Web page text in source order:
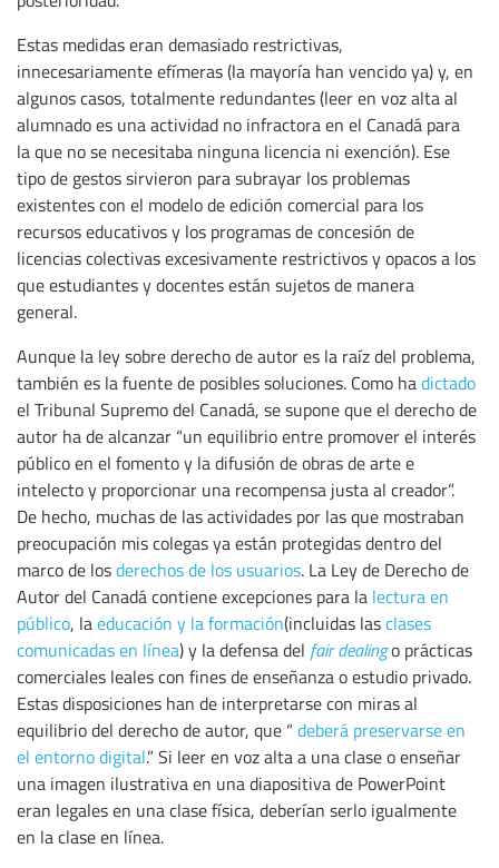
Estas medidas eran demasiado restrictivas,
innecesariamente efímeras (la mayoría han vencido ya) y, en
algunos casos, totalmente redundantes (leer en voz alta al
alumnado es una actividad no infractora en el Canadá para
la que no se necesitaba ninguna licencia ni exención). Ese
tipo de gestos sirvieron para subrayar los problemas
existentes con el modelo de edición comercial para los
recursos educativos y los programas de concesión de
licencias colectivas excesivamente restrictivos y opacos a los
que estudiantes y docentes están sujetos de manera
general.
Aunque la ley sobre derecho de autor es la raíz del problema,
también es la fuente de posibles soluciones. Como hadictado
el Tribunal Supremo del Canadá, se supone que el derecho de
autor ha de alcanzar “un equilibrio entre promover el interés
público en el fomento y la difusión de obras de arte e
intelecto y proporcionar una recompensa justa al creador”.
De hecho, muchas de las actividades por las que mostraban
preocupación mis colegas ya están protegidas dentro del
marco de losderechos de los usuarios. La Ley de Derecho de
Autor del Canadá contiene excepciones para la lectura en
público, laeducación y la formación(incluidas lasclases
comunicadas en línea) y la defensa del fair dealingo prácticas
comerciales leales con fines de enseñanza o estudio privado.
Estas disposiciones han de interpretarse con miras al
equilibrio del derecho de autor, que “ deberá preservarse en
el entorno digital.” Si leer en voz alta a una clase o enseñar
una imagen ilustrativa en una diapositiva de PowerPoint
eran legales en una clase física, deberían serlo igualmente
en la clase en línea.